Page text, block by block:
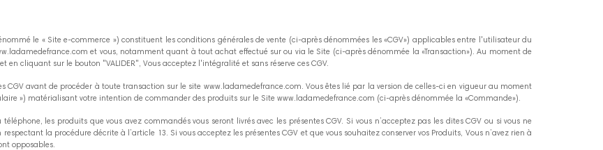
le « Site e-commerce ») constituent les conditions générales de vente (ci-après dénommées les «CGV») applicables entre l'utilisateur du
et vous, notamment quant à tout achat effectué sur ou via le Site (ci-après dénommée la «Transaction»). Au moment de
cliquant sur le bouton "VALIDER", Vous acceptez l'intégralité et sans réserve ces CGV.
CGV avant de procéder à toute transaction sur le site www.ladamedefrance.com. Vous êtes lié par la version de celles-ci en vigueur au moment
») matérialisant votre intention de commander des produits sur le Site www.ladamedefrance.com (ci-après dénommée la «Commande»).
les produits que vous avez commandés vous seront livrés avec les présentes CGV. Si vous n’acceptez pas les dites CGV ou si vous ne
la procédure décrite à l’article 13. Si vous acceptez les présentes CGV et que vous souhaitez conserver vos Produits, Vous n’avez rien à
opposables.